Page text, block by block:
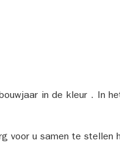
in de kleur . In
voor u samen te stellen